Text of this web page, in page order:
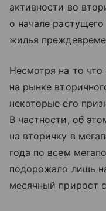
активности во
о начале
жилья
Несмотря на то
на рынке
некоторые его
В частности, об
на вторичку в
года по всем
подорожало лишь
месячный прирост